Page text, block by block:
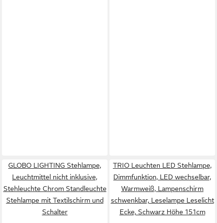
GLOBO LIGHTING Stehlampe,
Leuchtmittel nicht inklusive,
Stehleuchte Chrom Standleuchte
Stehlampe mit Textilschirm und
Schalter
TRIO Leuchten LED Stehlampe,
Dimmfunktion, LED wechselbar,
Warmweiß, Lampenschirm
schwenkbar, Leselampe Leselicht
Ecke, Schwarz Höhe 151cm